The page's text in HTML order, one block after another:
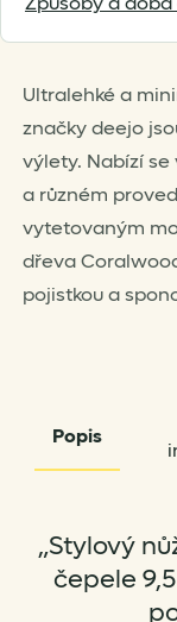
Ultralehké a
značky deejo
výlety. Nabízí se
a různém
vytetovaným
dřeva
pojistkou a
množství
Popis
„Stylový
čepele